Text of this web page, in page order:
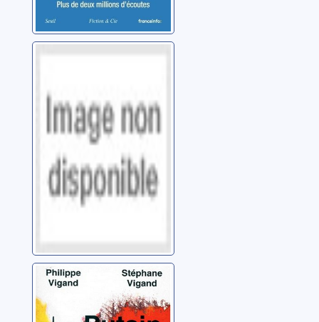
Le Fils
Miquel, André
Putain de silence
Vigand, Philippe